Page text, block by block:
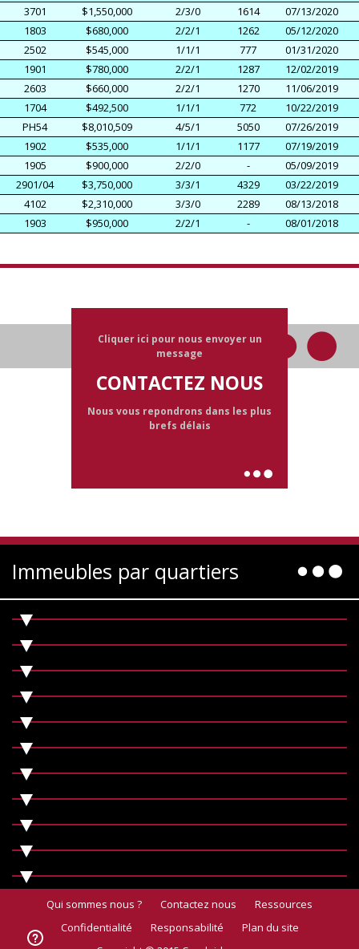
3701
$1,550,000 2/3/0 1614
07/13/2020
1803
$680,000 2/2/1 1262
05/12/2020
2502
$545,000 1/1/1 777
01/31/2020
1901
$780,000 2/2/1 1287
12/02/2019
2603
$660,000 2/2/1 1270
11/06/2019
1704
$492,500 1/1/1 772
10/22/2019
PH54
$8,010,509 4/5/1 5050
07/26/2019
1902
$535,000 1/1/1 1177
07/19/2019
1905
$900,000 2/2/0 -
05/09/2019
2901/04
$3,750,000 3/3/1 4329
03/22/2019
4102
$2,310,000 3/3/0 2289
08/13/2018
1903
$950,000 2/2/1 - 08/01/2018
Cliquer ici pour nous envoyer un
message
CONTACTEZ NOUS
Nous vous repondrons dans les plus
brefs délais
Immeubles par quartiers
Qui sommes nous ? Contactez nous
Ressources
Confidentialité
Responsabilité
Plan du site